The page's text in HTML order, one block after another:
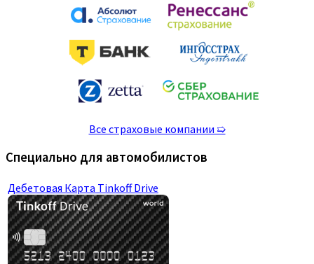
Все страховые компании ➯
Специально для автомобилистов
Дебетовая Карта Tinkoff Drive